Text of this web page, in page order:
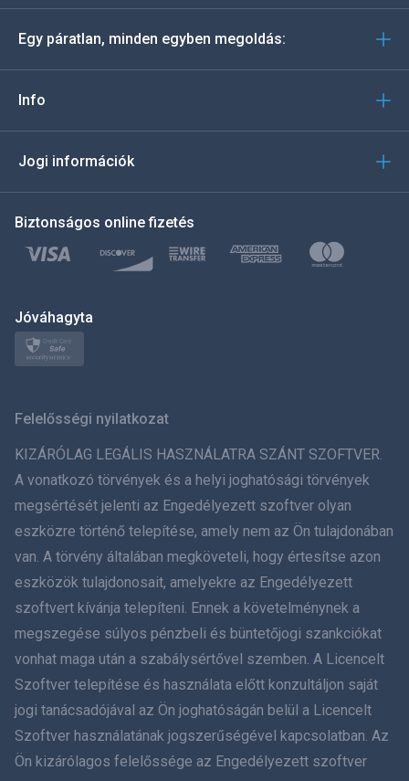
Deutsch
Türkçe
Polski
ภาษาไทย
简体中文
Dansk
हिंदी
עברית
Română
Ελληνικά
Egy páratlan, minden egyben megoldás:
Info
Jogi információk
Biztonságos online fizetés
Jóváhagyta
Felelősségi nyilatkozat
KIZÁRÓLAG LEGÁLIS HASZNÁLATRA SZÁNT SZOFTVER.
A vonatkozó törvények és a helyi joghatósági törvények
megsértését jelenti az Engedélyezett szoftver olyan
eszközre történő telepítése, amely nem az Ön tulajdonában
van. A törvény általában megköveteli, hogy értesítse azon
eszközök tulajdonosait, amelyekre az Engedélyezett
szoftvert kívánja telepíteni. Ennek a követelménynek a
megszegése súlyos pénzbeli és büntetőjogi szankciókat
vonhat maga után a szabálysértővel szemben. A Licencelt
Szoftver telepítése és használata előtt konzultáljon saját
jogi tanácsadójával az Ön joghatóságán belül a Licencelt
Szoftver használatának jogszerűségével kapcsolatban. Az
Ön kizárólagos felelőssége az Engedélyezett szoftver